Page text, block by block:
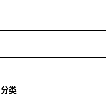
分类